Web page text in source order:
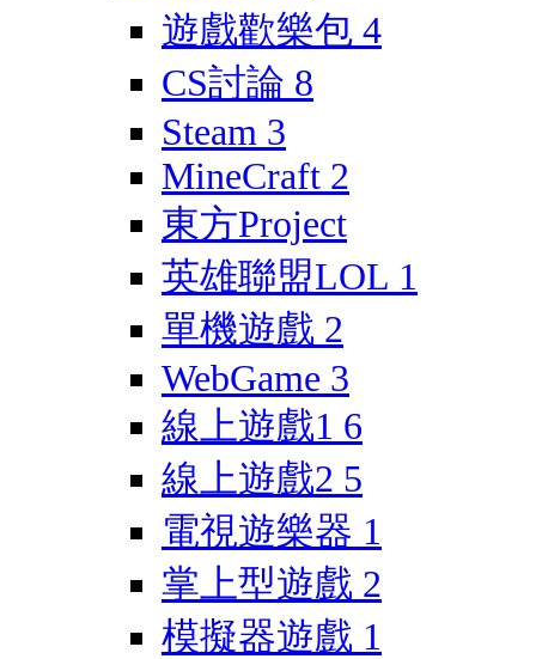
遊戲歡樂包 4
CS討論 8
Steam 3
MineCraft 2
東方Project
英雄聯盟LOL 1
單機遊戲 2
WebGame 3
線上遊戲1 6
線上遊戲2 5
電視遊樂器 1
掌上型遊戲 2
模擬器遊戲 1